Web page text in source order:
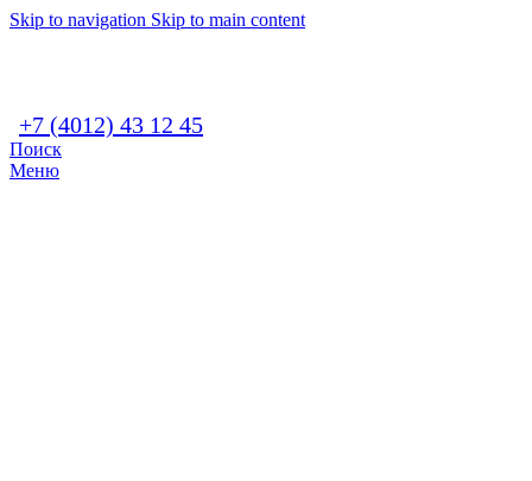
Skip to navigation Skip to main content
+7 (4012) 43 12 45
Поиск
Меню